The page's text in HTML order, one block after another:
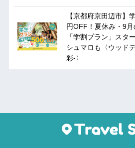
【京都府京田辺市】
円OFF！夏休み・9
「学割プラン」スタ
シュマロも〈ウッド
彩-〉